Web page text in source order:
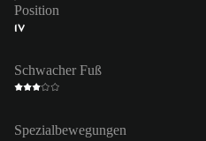
Position
IV
Schwacher Fuß
Spezialbewegungen